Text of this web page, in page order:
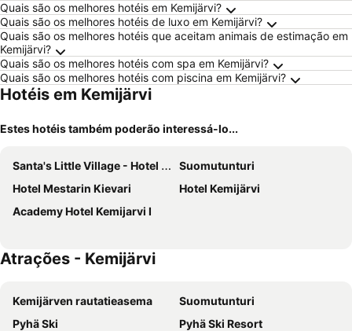
Quais são os melhores hotéis em Kemijärvi?
Quais são os melhores hotéis de luxo em Kemijärvi?
Quais são os melhores hotéis que aceitam animais de estimação em
Kemijärvi?
Quais são os melhores hotéis com spa em Kemijärvi?
Quais são os melhores hotéis com piscina em Kemijärvi?
Hotéis em Kemijärvi
Estes hotéis também poderão interessá-lo...
Santa's Little Village - Hotel Uitonniemi
Suomutunturi
Hotel Mestarin Kievari
Hotel Kemijärvi
Academy Hotel Kemijarvi I
Atrações - Kemijärvi
Kemijärven rautatieasema
Suomutunturi
Pyhä Ski
Pyhä Ski Resort